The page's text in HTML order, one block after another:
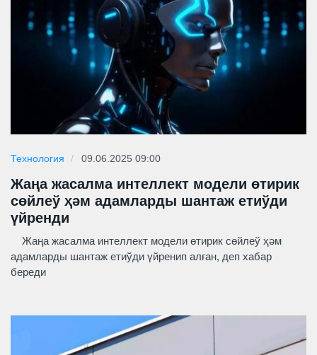
Технология 09.06.2025 09:00
Жаңа жасалма интеллект модели өтирик
сөйлеў ҳәм адамларды шантаж етиўди
үйренди
Жаңа жасалма интеллект модели өтирик сөйлеў ҳәм
адамларды шантаж етиўди үйренип алған, деп хабар
береди